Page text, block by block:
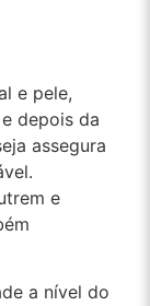
e pele,
depois da
assegura
e
a nível do